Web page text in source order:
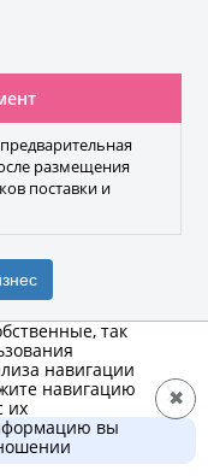
размещения
поставки и
так
навигации
навигацию
их
вы
✖